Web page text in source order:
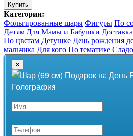
Купить
Категории:
Фольгированные шары Фигуры По
Детям Для Мамы и Бабушки
По цветам Девушке День рождения
мальчика Для кого По тематике
×